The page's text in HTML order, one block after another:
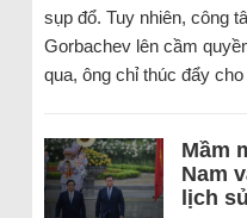
sụp đổ. Tuy nhiên, công
Gorbachev lên cầm
qua, ông chỉ thúc đẩy
Mầm
Nam
lịch